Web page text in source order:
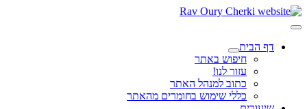
דף הבית
חיפוש באתר
עזור לנו!
כתוב למנהל האתר
כללי שימוש בחומרים מהאתר